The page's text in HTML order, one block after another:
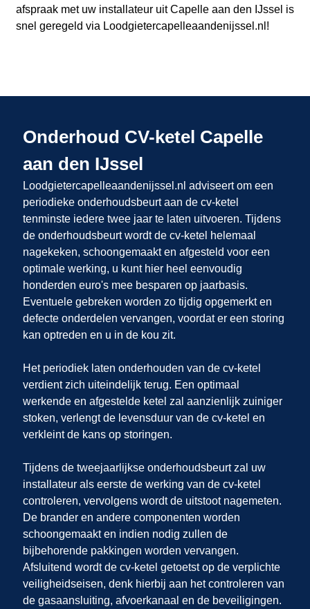
afspraak met uw installateur uit Capelle aan den IJssel is
snel geregeld via Loodgietercapelleaandenijssel.nl !
Onderhoud CV-ketel Capelle
aan den IJssel
Loodgietercapelleaandenijssel.nl adviseert om een
periodieke onderhoudsbeurt aan de cv-ketel
tenminste iedere twee jaar te laten uitvoeren. Tijdens
de onderhoudsbeurt wordt de cv-ketel helemaal
nagekeken, schoongemaakt en afgesteld voor een
optimale werking, u kunt hier heel eenvoudig
honderden euro's mee besparen op jaarbasis.
Eventuele gebreken worden zo tijdig opgemerkt en
defecte onderdelen vervangen, voordat er een storing
kan optreden en u in de kou zit.
Het periodiek laten onderhouden van de cv-ketel
verdient zich uiteindelijk terug. Een optimaal
werkende en afgestelde ketel zal aanzienlijk zuiniger
stoken, verlengt de levensduur van de cv-ketel en
verkleint de kans op storingen.
Tijdens de tweejaarlijkse onderhoudsbeurt zal uw
installateur als eerste de werking van de cv-ketel
controleren, vervolgens wordt de uitstoot nagemeten.
De brander en andere componenten worden
schoongemaakt en indien nodig zullen de
bijbehorende pakkingen worden vervangen.
Afsluitend wordt de cv-ketel getoetst op de verplichte
veiligheidseisen, denk hierbij aan het controleren van
de gasaansluiting, afvoerkanaal en de beveiligingen.